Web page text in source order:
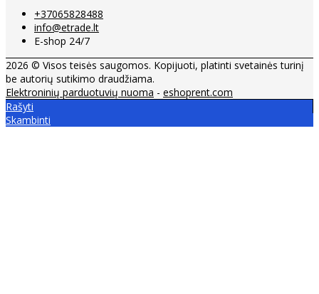
+37065828488
info@etrade.lt
E-shop 24/7
2026 © Visos teisės saugomos. Kopijuoti, platinti svetainės turinį
be autorių sutikimo draudžiama.
Elektroninių parduotuvių nuoma - eshoprent.com
Rašyti
Skambinti